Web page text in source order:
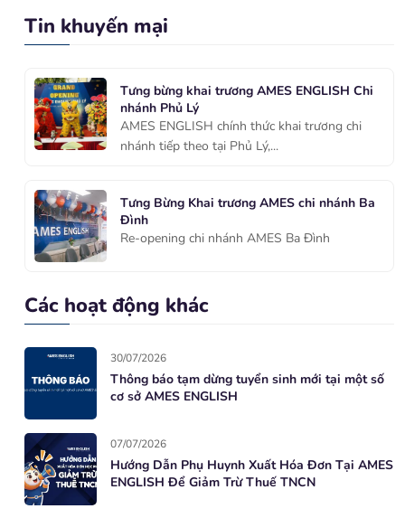
Tin khuyến mại
Tưng bừng khai trương AMES ENGLISH Chi
nhánh Phủ Lý
AMES ENGLISH chính thức khai trương chi
nhánh tiếp theo tại Phủ Lý,...
Tưng Bừng Khai trương AMES chi nhánh Ba
Đình
Re-opening chi nhánh AMES Ba Đình
Các hoạt động khác
30/07/2026
Thông báo tạm dừng tuyển sinh mới tại một số
cơ sở AMES ENGLISH
07/07/2026
Hướng Dẫn Phụ Huynh Xuất Hóa Đơn Tại AMES
ENGLISH Để Giảm Trừ Thuế TNCN